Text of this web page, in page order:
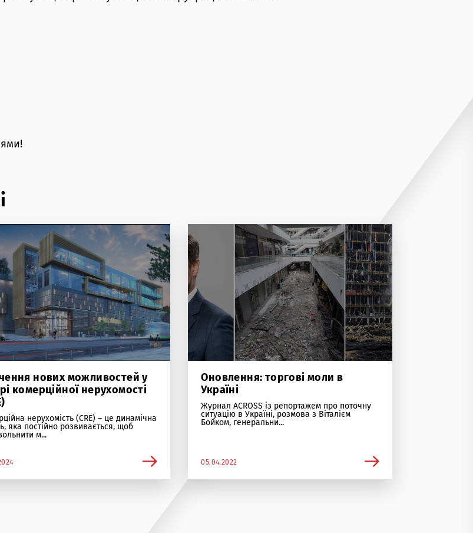
нових можливостей у
комерційної нерухомості
нерухомість (CRE) – це динамічна
яка постійно розвивається, щоб
м...
Оновлення: торгові моли в
Україні
Журнал ACROSS із репортажем про поточну
ситуацію в Україні, розмова з Віталієм
Бойком, генеральни...
05.04.2022